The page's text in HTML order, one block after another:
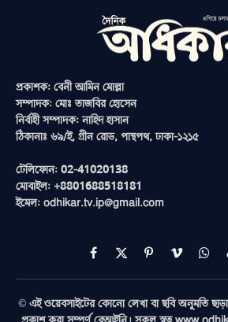
প্রকাশক: বেনী আমিন মোল্লা
সম্পাদক: মোঃ তাজবির হোসেন
নির্বাহী সম্পাদক: নাহিদ হাসান
ঠিকানাঃ ৬৯/ই, গ্রীন রোড, পান্থপথ, ঢাকা-১২১৫
টেলিফোন: 02-41020138
মোবাইল: +8801688518181
ইমেল: odhikar.tv.ip@gmail.com
Facebook
X
(Twitter)
PinterestVimeo
© এই ওয়েবসাইটের কোনো লেখা বা ছবি অনুমতি